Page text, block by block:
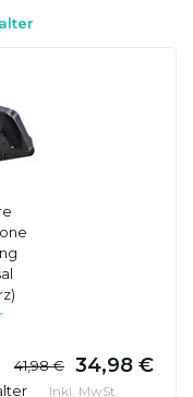
41,98 € 34,98 €
Inkl. MwSt.